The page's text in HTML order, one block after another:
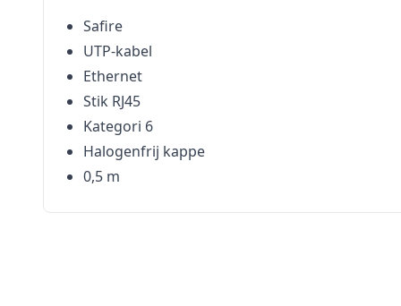
Safire
UTP-kabel
Ethernet
Stik RJ45
Kategori 6
Halogenfrij kappe
0,5 m